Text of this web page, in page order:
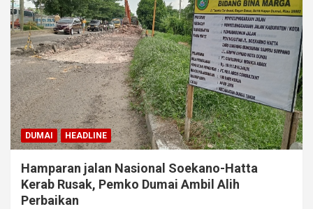
DUMAI HEADLINE
Hamparan jalan Nasional Soekano-Hatta
Kerab Rusak, Pemko Dumai Ambil Alih
Perbaikan